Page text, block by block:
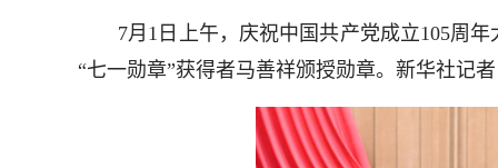
7月1日上午，庆祝中国共产党成立105周年
“七一勋章”获得者马善祥颁授勋章。新华社记